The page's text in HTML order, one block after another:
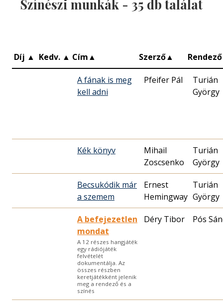
Színészi munkák - 35 db találat
Díj ▲ Kedv. ▲ Cím▲ Szerző▲ Rendező
A fának is meg
kell adni
Pfeifer Pál
Turián
György
Kék könyv
Mihail
Zoscsenko
Turián
György
Becsukódik már
a szemem
Ernest
Hemingway
Turián
György
A befejezetlen
mondat
A 12 részes hangjáték
egy rádiójáték
felvételét
dokumentálja. Az
összes részben
keretjátékként jelenik
meg a rendező és a
színés
Déry Tibor Pós